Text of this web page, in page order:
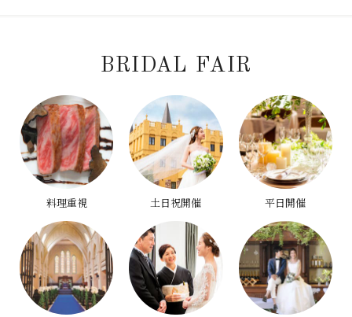
BRIDAL FAIR
料理重視 土日祝開催 平日開催